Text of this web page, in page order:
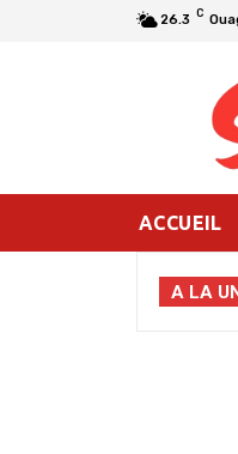
26.3 C
ACCUEIL
A LA